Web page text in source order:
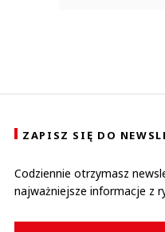
ZAPISZ SIĘ DO
Codziennie otrzymasz
najważniejsze informacje z